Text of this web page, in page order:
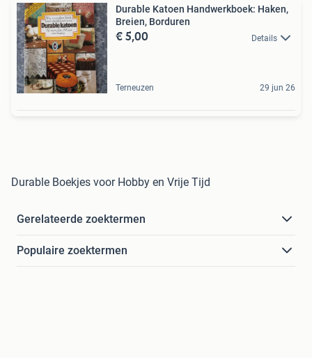
Durable Katoen Handwerkboek: Haken,
Breien, Borduren
€ 5,00 Details
Terneuzen 29 jun 26
Durable Boekjes voor Hobby en Vrije Tijd
Gerelateerde zoektermen
Populaire zoektermen